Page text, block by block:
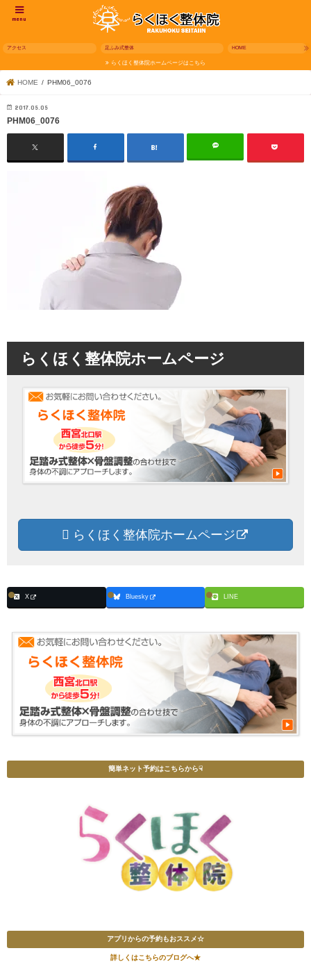
menu
アクセス 足ふみ式整体 HOME
らくほく整体院ホームページはこちら
HOME PHM06_0076
2017.05.05
PHM06_0076
らくほく整体院ホームページ
らくほく整体院ホームページ
X Bluesky LINE
簡単ネット予約はこちらから☟
アプリからの予約もおススメ☆
詳しくはこちらのブログへ★